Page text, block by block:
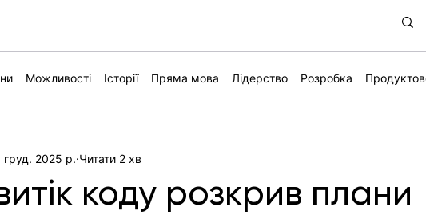
Можливості Історії Пряма мова Лідерство Розробка
коду розкрив плани
груд. 2025 р. Читати 2 хв